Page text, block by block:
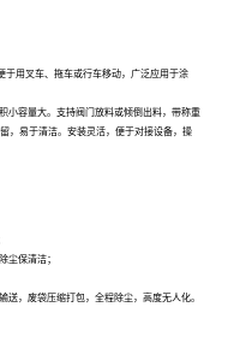
于用叉车、拖车或行车移动，广泛应用于涂
容量大。支持阀门放料或倾倒出料，带称重
，易于清洁。安装灵活，便于对接设备，操
尘保清洁；
，废袋压缩打包，全程除尘，高度无人化。